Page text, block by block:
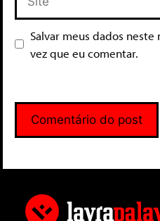
Salvar meus dados
vez que eu comentar.